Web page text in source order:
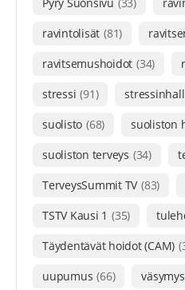
ravintolisät (81)
ravitsemushoidot (34)
stressi (91)
suolisto (68) suoliston
suoliston terveys (34)
TerveysSummit TV (83)
TSTV Kausi 1 (35)
Täydentävät hoidot (CAM)
uupumus (66) väsymys